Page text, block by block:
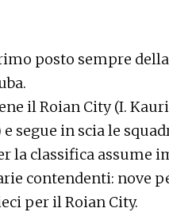
posto sempre
il Roian City (I.
e segue in scia le
la classifica assume
contendenti: nove
per il Roian City.